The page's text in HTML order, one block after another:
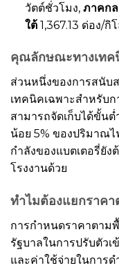
วัตต์ชั่วโมง, ภาคกล
ใต้1,367.13 ด่อง/กิ
คุณลักษณะทางเทค
ส่วนหนึ่งของการสนับ
เทคนิคเฉพาะสำหรับก
สามารถจัดเก็บได้ขั้นต่
น้อย 5% ของปริมาณ
กำลังของแบตเตอรี่ยัง
โรงงานด้วย
ทำไมต้องแยกราค
การกำหนดราคาตาม
รัฐบาลในการปรับตัว
และค่าใช้จ่ายในการ